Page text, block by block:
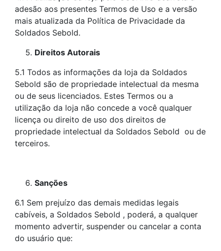
adesão aos presentes Termos de Uso e a versão
mais atualizada da Política de Privacidade da
Soldados Sebold.
Direitos Autorais
5.1 Todos as informações da loja da Soldados
Sebold são de propriedade intelectual da mesma
ou de seus licenciados. Estes Termos ou a
utilização da loja não concede a você qualquer
licença ou direito de uso dos direitos de
propriedade intelectual da Soldados Sebold ou de
terceiros.
Sanções
6.1 Sem prejuízo das demais medidas legais
cabíveis, a Soldados Sebold , poderá, a qualquer
momento advertir, suspender ou cancelar a conta
do usuário que: